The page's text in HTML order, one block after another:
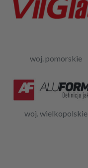
woj. pomorskie
woj. wielkopolskie